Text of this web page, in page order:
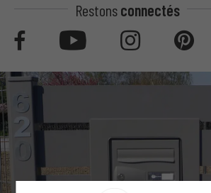
Restonsconnectés